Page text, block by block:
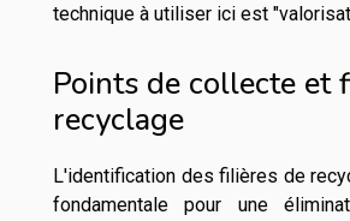
technique à utiliser ici est
Points de collecte et
recyclage
L'identification des filières de
fondamentale pour une